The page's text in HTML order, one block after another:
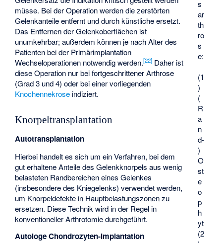
s
ar
th
ro
s
e:
(1
)
(
R
a
n
d-
)
O
st
e
o
p
h
yt
(2
müsse. Bei der Operation werden die zerstörten
Gelenkanteile entfernt und durch künstliche ersetzt.
Das Entfernen der Gelenkoberflächen ist
unumkehrbar; außerdem können je nach Alter des
Patienten bei der Primärimplantation
Wechseloperationen notwendig werden.[22] Daher ist
diese Operation nur bei fortgeschrittener Arthrose
(Grad 3 und 4) oder bei einer vorliegenden
Knochennekrose indiziert.
Knorpeltransplantation
Autotransplantation
Hierbei handelt es sich um ein Verfahren, bei dem
gut erhaltene Anteile des Gelenkknorpels aus wenig
belasteten Randbereichen eines Gelenkes
(insbesondere des Kniegelenks) verwendet werden,
um Knorpeldefekte in Hauptbelastungszonen zu
ersetzen. Diese Technik wird in der Regel in
konventioneller Arthrotomie durchgeführt.
Autologe Chondrozyten-Implantation